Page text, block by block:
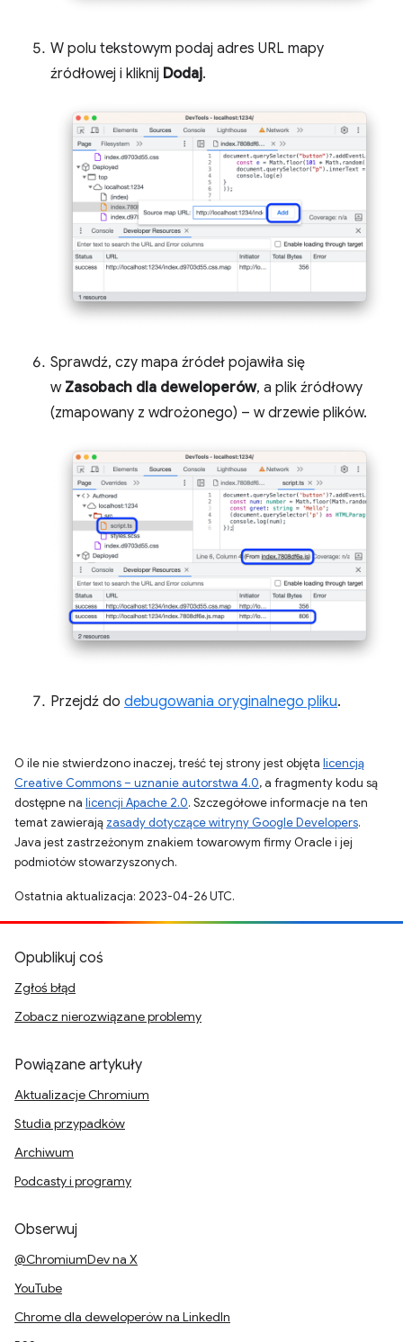
W polu tekstowym podaj adres URL mapy
źródłowej i kliknij Dodaj.
Sprawdź, czy mapa źródeł pojawiła się
w Zasobach dla deweloperów, a plik źródłowy
(zmapowany z wdrożonego) – w drzewie plików.
Przejdź do debugowania oryginalnego pliku.
O ile nie stwierdzono inaczej, treść tej strony jest objęta licencją
Creative Commons – uznanie autorstwa 4.0, a fragmenty kodu są
dostępne na licencji Apache 2.0. Szczegółowe informacje na ten
temat zawierają zasady dotyczące witryny Google Developers.
Java jest zastrzeżonym znakiem towarowym firmy Oracle i jej
podmiotów stowarzyszonych.
Ostatnia aktualizacja: 2023-04-26 UTC.
Opublikuj coś
Zgłoś błąd
Zobacz nierozwiązane problemy
Powiązane artykuły
Aktualizacje Chromium
Studia przypadków
Archiwum
Podcasty i programy
Obserwuj
@ChromiumDev na X
YouTube
Chrome dla deweloperów na LinkedIn